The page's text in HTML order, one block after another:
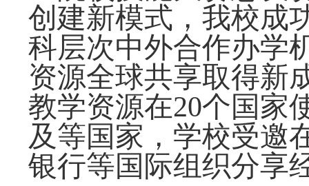
创建新模式 ， 我校成
科层次中外合作办学
资源全球共享取得新
教学资源在20个国家
及等国家， 学校受邀
银行等国际组织分享